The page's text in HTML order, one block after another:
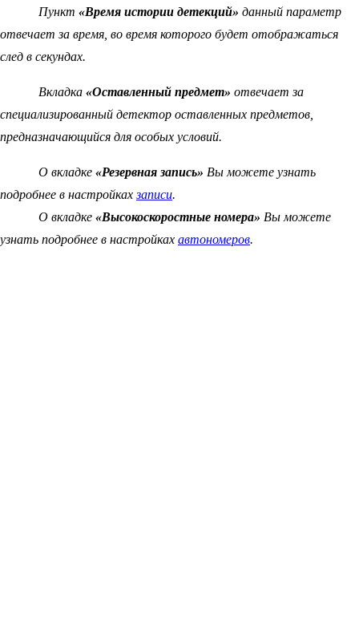
Пункт «Время истории детекций» данный параметр
отвечает за время, во время которого будет отображаться
след в секундах.
Вкладка «Оставленный предмет» отвечает за
специализированный детектор оставленных предметов,
предназначающийся для особых условий.
О вкладке «Резервная запись» Вы можете узнать
подробнее в настройкахзаписи.
О вкладке «Высокоскоростные номера» Вы можете
узнать подробнее в настройках автономеров.